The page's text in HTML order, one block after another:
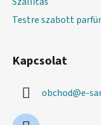
Testre szabott
Kapcsolat
obchod@e-